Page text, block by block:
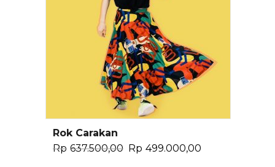
Tambah Ke Keranjang
Rok Carakan
Rp 637.500,00 Rp 499.000,00